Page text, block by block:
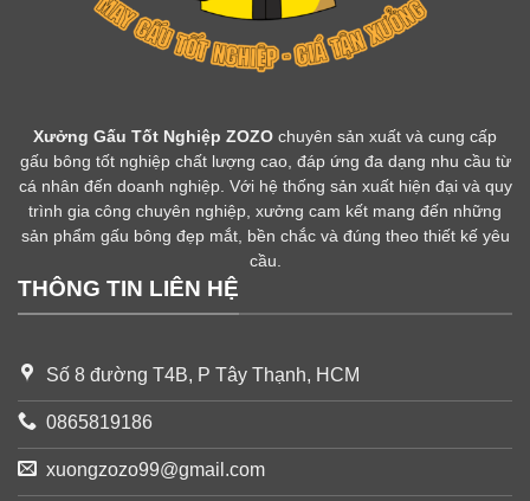
Xưởng Gấu Tốt Nghiệp ZOZO chuyên sản xuất và cung cấp
gấu bông tốt nghiệp chất lượng cao, đáp ứng đa dạng nhu cầu từ
cá nhân đến doanh nghiệp. Với hệ thống sản xuất hiện đại và quy
trình gia công chuyên nghiệp, xưởng cam kết mang đến những
sản phẩm gấu bông đẹp mắt, bền chắc và đúng theo thiết kế yêu
cầu.
THÔNG TIN LIÊN HỆ
Số 8 đường T4B, P Tây Thạnh, HCM
0865819186
xuongzozo99@gmail.com